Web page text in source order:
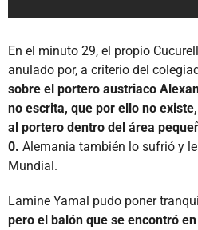
En el minuto 29, el propio
anulado por, a criterio del
sobre el portero austriaco
no escrita, que por ello no
al portero dentro del área
0. Alemania también lo sufrió y
Mundial.
Lamine Yamal pudo poner
pero el balón que se encontró